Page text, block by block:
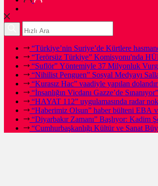
“Türkiye’nin Suriye’de Kürtlere
“Terörsüz Türkiye” Komisyonu'nda
“Suflör” Yöntemiyle 37 Milyonluk
“Nihilist Penguen” Sosyal Medyayı
“Kurasız Hac” vaadiyle yapılan
“İnsanlığın Vicdanı Gazze’de
“HAYAT 112” uygulamasında radar
“Haberimiz Olsun” haber bülteni EBA
“Diyarbakır Zamanı” Başlıyor:
“Cumhurbaşkanlığı Kültür ve Sanat